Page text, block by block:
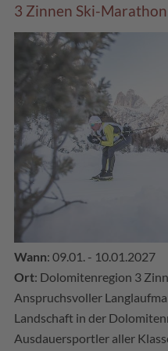
3 Zinnen Ski-Marathon
Wann: 09.01. - 10.01.2027
Ort: Dolomitenregion 3
Anspruchsvoller
Landschaft in der
Ausdauersportler aller